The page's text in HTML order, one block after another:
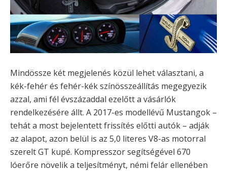
Mindössze két megjelenés közül lehet választani, a
kék-fehér és fehér-kék színösszeállítás megegyezik
azzal, ami fél évszázaddal ezelőtt a vásárlók
rendelkezésére állt. A 2017-es modellévű Mustangok –
tehát a most bejelentett frissítés előtti autók – adják
az alapot, azon belül is az 5,0 literes V8-as motorral
szerelt GT kupé. Kompresszor segítségével 670
lóerőre növelik a teljesítményt, némi felár ellenében